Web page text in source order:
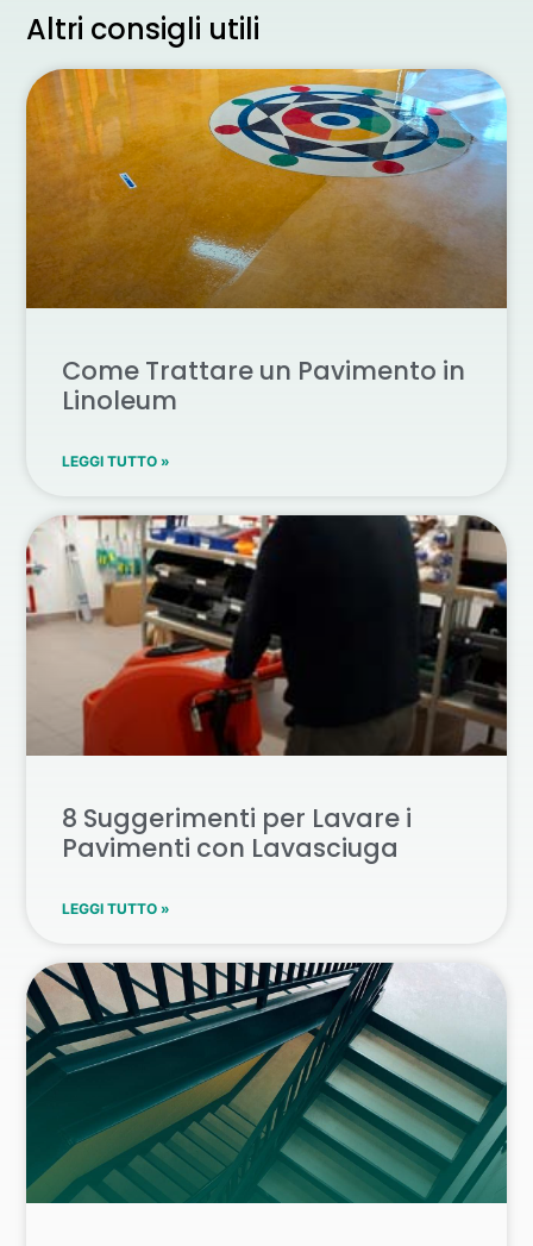
Altri consigli utili
Come Trattare un Pavimento in
Linoleum
LEGGI TUTTO »
8 Suggerimenti per Lavare i
Pavimenti con Lavasciuga
LEGGI TUTTO »